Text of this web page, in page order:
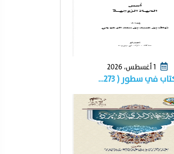
1 أغسطس، 2026
في سطور ( ٢٧٣…